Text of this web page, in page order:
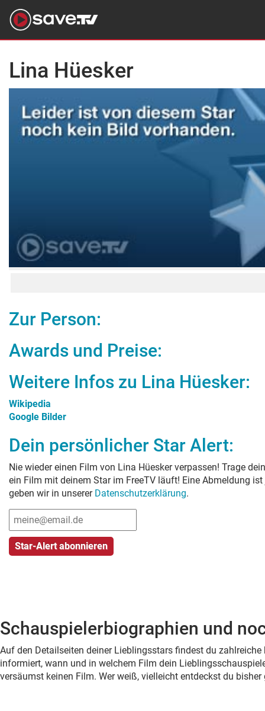
Lina Hüesker
Zur Person:
Awards und Preise:
Weitere Infos zu Lina Hüesker:
Wikipedia
Google Bilder
Dein persönlicher Star Alert:
Nie wieder einen Film von Lina Hüeskerverpassen! Trage
ein Film mit deinem Star im FreeTV läuft! Eine Abmeldung
geben wir in unserer Datenschutzerklärung.
Schauspielerbiographien und
Auf den Detailseiten deiner Lieblingsstars findest du
informiert, wann und in welchem Film dein
versäumst keinen Film. Wer weiß, vielleicht entdeckst du